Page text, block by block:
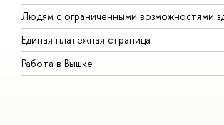
Людям с ограниченными возможностями
Единая платежная страница
Работа в Вышке